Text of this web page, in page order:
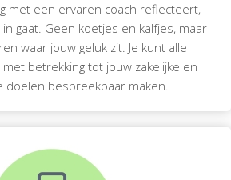
met een ervaren coach reflecteert,
gaat. Geen koetjes en kalfjes, maar
waar jouw geluk zit. Je kunt alle
met betrekking tot jouw zakelijke en
doelen bespreekbaar maken.